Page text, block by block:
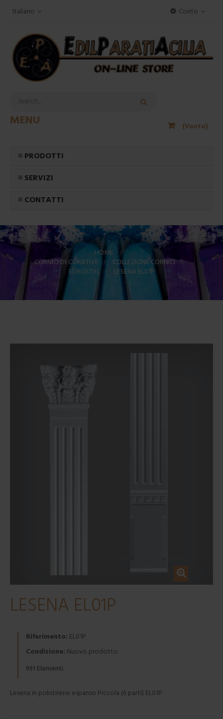
Conto
Italiano
(Vuoto)
MENU
≡ PRODOTTI
≡ SERVIZI
≡ CONTATTI
HOME
>
CORNICI DECORATIVE > COLLEZIONE CORNICI >
EUROSTYL > LESENA EL01P
LESENA EL01P
Riferimento: EL01P
Condizione: Nuovo prodotto
991 Elementi
Lesena in polistirene espanso Piccola (6 parti) EL01P